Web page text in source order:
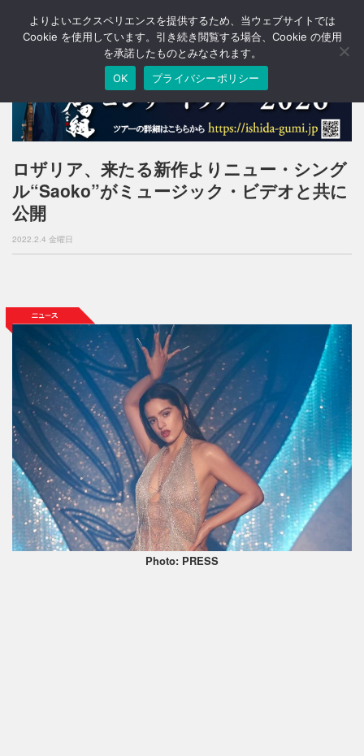
T
o
a
v
g
a
n
ロザリア、来たる新作よりニュー・シング
ル“Saoko”がミュージック・ビデオと共に
公開
2022.2.4 金曜日
Photo: PRESS
よりよいエクスペリエンスを提供するため、当ウェブサイトでは
Cookie を使用しています。引き続き閲覧する場合、Cookie の使用
を承諾したものとみなされます。
OK
プライバシーポリシー